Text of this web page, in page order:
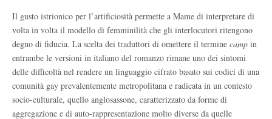
Il gusto istrionico per l’artificiosità permette a Mame di interpretare di
volta in volta il modello di femminilità che gli interlocutori ritengono
degno di fiducia. La scelta dei traduttori di omettere il termine camp in
entrambe le versioni in italiano del romanzo rimane uno dei sintomi
delle difficoltà nel rendere un linguaggio cifrato basato sui codici di una
comunità gay prevalentemente metropolitana e radicata in un contesto
socio-culturale, quello anglosassone, caratterizzato da forme di
aggregazione e di auto-rappresentazione molto diverse da quelle